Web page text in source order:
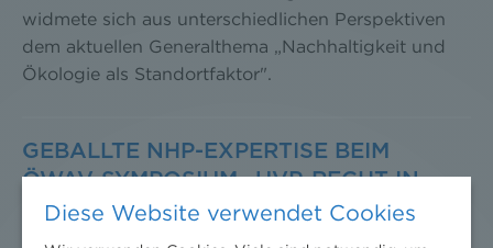
widmete sich aus unterschiedlichen Perspektiven
dem aktuellen Generalthema „Nachhaltigkeit und
Ökologie als Standortfaktor".
GEBALLTE NHP-EXPERTISE BEIM
ÖWAV-SYMPOSIUM „UVP-RECHT IN
DER PRAXIS“
Diese Website verwendet Cookies